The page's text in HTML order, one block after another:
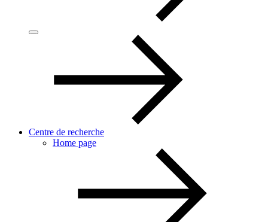
Centre de recherche
Home page